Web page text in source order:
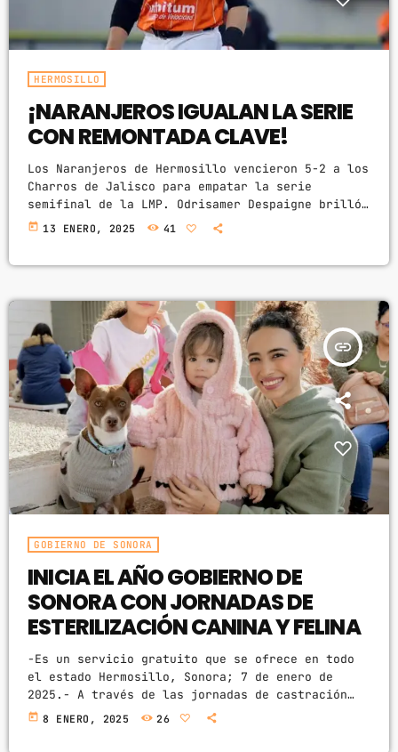
HERMOSILLO
¡NARANJEROS IGUALAN LA SERIE
CON REMONTADA CLAVE!
Los Naranjeros de Hermosillo vencieron 5-2 a los
Charros de Jalisco para empatar la serie
semifinal de la LMP. Odrisamer Despaigne brilló
con una apertura de seis entradas permitiendo
oportuno, marcó la diferencia. La serie se
reanuda el martes […]
today 13 ENERO, 2025 41
insert_link
GOBIERNO DE SONORA
INICIA EL AÑO GOBIERNO DE
SONORA CON JORNADAS DE
ESTERILIZACIÓN CANINA Y FELINA
-Es un servicio gratuito que se ofrece en todo
el estado Hermosillo, Sonora; 7 de enero de
2025.- A través de las jornadas de castración
canina y felina, el Gobierno de Sonora promueve
today 8 ENERO, 2025 26